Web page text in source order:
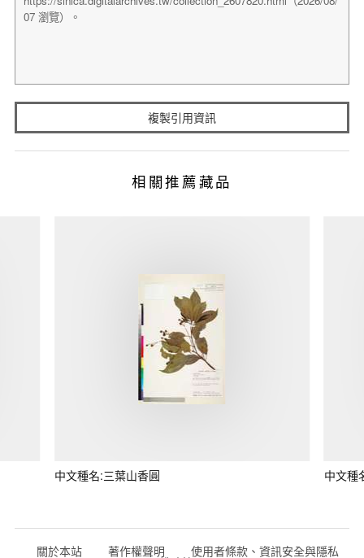
複製引用資訊
相關推薦藏品
中文種名:三葉山香圓 中文種
關於本站 著作權聲明 使用者條款、資訊安全與隱私